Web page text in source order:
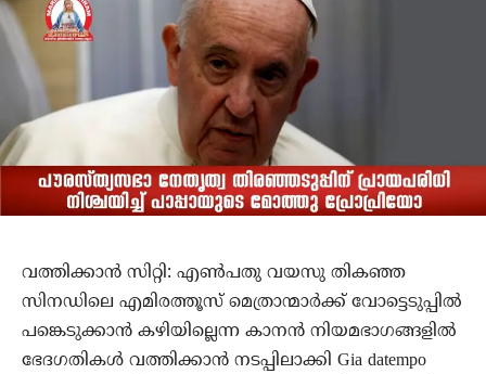
വത്തിക്കാന്‍ സിറ്റി: എണ്‍പതു വയസു തികഞ്ഞ
സിനഡിലെ എമിരത്തൂസ് മെത്രാന്മാര്‍ക്ക് വോട്ടെടുപ്പില്‍
പങ്കെടുക്കാന്‍ കഴിയില്ലെന്ന കാനന്‍ നിയമഭാഗങ്ങളില്‍
ഭേദഗതികള്‍ വത്തിക്കാന്‍ നടപ്പിലാക്കി Gia datempo